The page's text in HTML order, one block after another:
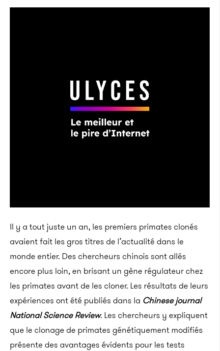
Il y a tout juste un an, les premiers primates clonés
avaient fait les gros titres de l’actualité dans le
monde entier. Des chercheurs chinois sont allés
encore plus loin, en brisant un gène régulateur chez
les primates avant de les cloner. Les résultats de leurs
expériences ont été publiés dans la Chinese journal
National Science Review. Les chercheurs y expliquent
que le clonage de primates génétiquement modifiés
présente des avantages évidents pour les tests